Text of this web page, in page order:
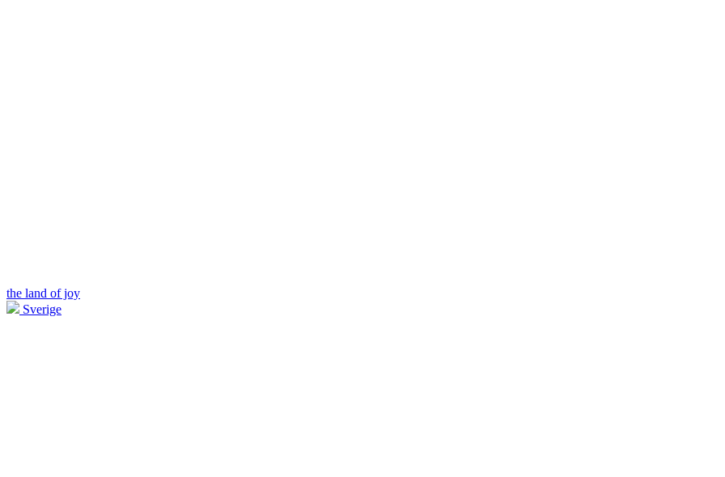
the land of joy
Sverige